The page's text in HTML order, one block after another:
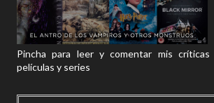
Pincha para leer y comentar mis críticas
películas y series